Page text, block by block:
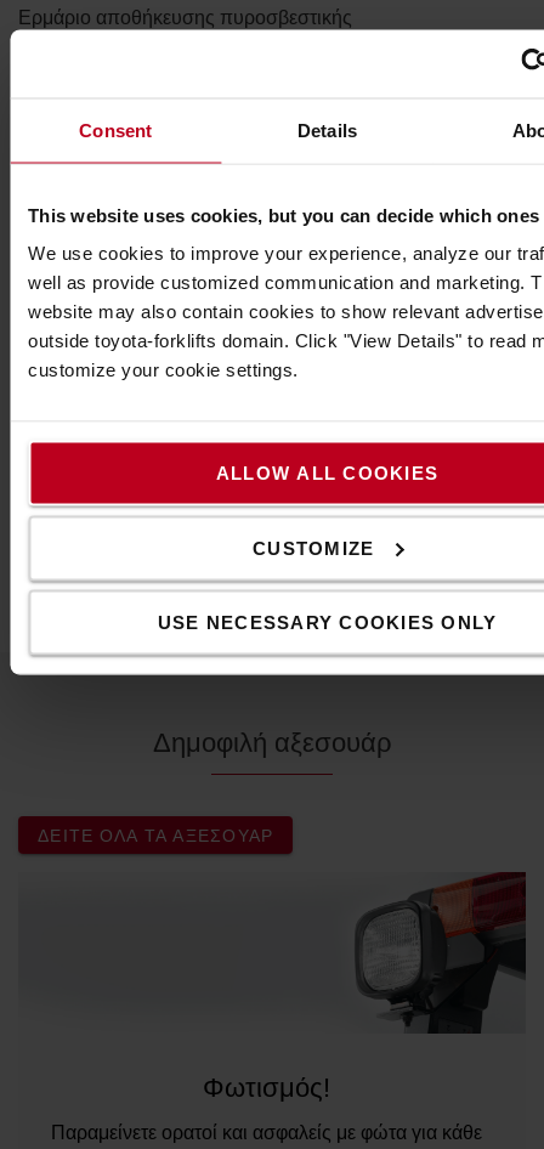
Consent Details
This website uses cookies, but you can decide which ones
We use cookies to improve your experience, analyze our
well as provide customized communication and marketing.
website may also contain cookies to show relevant
outside toyota-forklifts domain. Click "View Details" to read
customize your cookie settings.
ALLOW ALL COOKIES
CUSTOMIZE
USE NECESSARY COOKIES ONLY
Ερμάριο αποθήκευσης πυροσβεστικής
Εξωτερικές διαστάσεις: Υ 1200 × Π 400 × Β 350 mm
Υλικό: χαλυβδοέλασμα πάχους 1,0 mm / Βάρος (κενό):
Χρώμα: RAL 3000 (πυροσβεστικό κόκκινο)
Σχεδιασμός: με περιστροφικό κλείστρο, δυνατότητα
κλειδώματος.
Πίσω πάνελ με 5 ενισχυμένες οπές στερέωσης,
διαμέτρου Ø 12 mm.
Πλάτος:4 εκ.
Χρώμα:Κόκκινο
Δημοφιλή αξεσουάρ
ΔΕΊΤΕ ΌΛΑ ΤΑ ΑΞΕΣΟΥΆΡ
Φωτισμός!
Παραμείνετε ορατοί και ασφαλείς με φώτα για κάθε